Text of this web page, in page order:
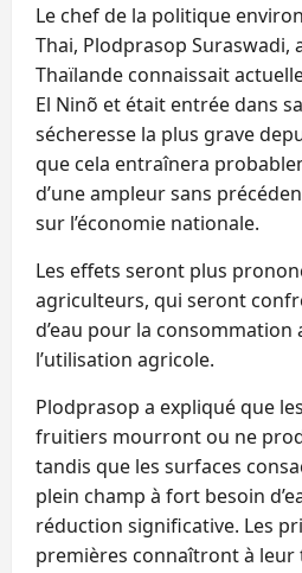
Le chef de la politique
Thai, Plodprasop Suraswadi,
Thaïlande connaissait
El Ninõ et était entrée dans
sécheresse la plus grave
que cela entraînera
d’une ampleur sans
sur l’économie nationale.
Les effets seront plus
agriculteurs, qui seront
d’eau pour la consommation
l’utilisation agricole.
Plodprasop a expliqué que
fruitiers mourront ou ne
tandis que les surfaces
plein champ à fort besoin
réduction significative. Les
premières connaîtront à leur